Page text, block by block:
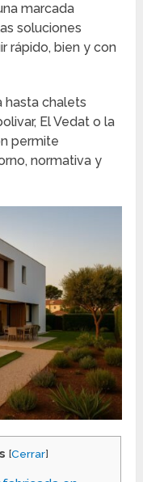
marcada
soluciones
rápido, bien y con
hasta chalets
El Vedat o la
permite
normativa y
[Cerrar]